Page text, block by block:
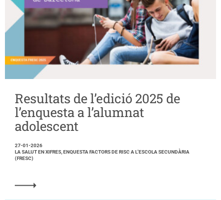
Resultats de l’edició 2025 de
l’enquesta a l’alumnat
adolescent
27-01-2026
LA SALUT EN XIFRES, ENQUESTA FACTORS DE RISC A L'ESCOLA SECUNDÀRIA
(FRESC)